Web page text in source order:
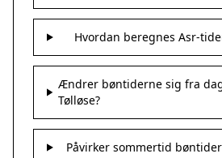
Hvordan beregnes Asr-
Ændrer bøntiderne sig fra
Tølløse?
Påvirker sommertid